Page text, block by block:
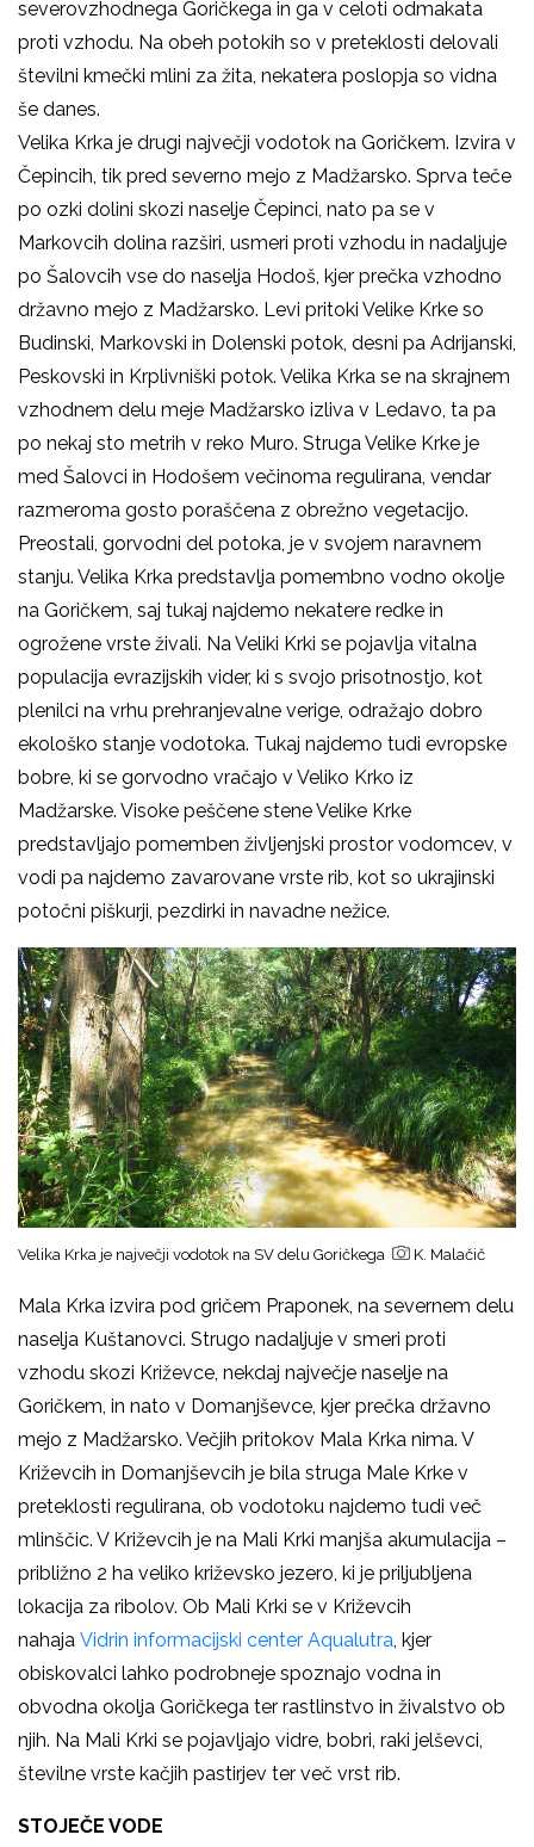
severovzhodnega Goričkega in ga v celoti odmakata
proti vzhodu. Na obeh potokih so v preteklosti delovali
številni kmečki mlini za žita, nekatera poslopja so vidna
še danes.
Velika Krka je drugi največji vodotok na Goričkem. Izvira v
Čepincih, tik pred severno mejo z Madžarsko. Sprva teče
po ozki dolini skozi naselje Čepinci, nato pa se v
Markovcih dolina razširi, usmeri proti vzhodu in nadaljuje
po Šalovcih vse do naselja Hodoš, kjer prečka vzhodno
državno mejo z Madžarsko. Levi pritoki Velike Krke so
Budinski, Markovski in Dolenski potok, desni pa Adrijanski,
Peskovski in Krplivniški potok. Velika Krka se na skrajnem
vzhodnem delu meje Madžarsko izliva v Ledavo, ta pa
po nekaj sto metrih v reko Muro. Struga Velike Krke je
med Šalovci in Hodošem večinoma regulirana, vendar
razmeroma gosto poraščena z obrežno vegetacijo.
Preostali, gorvodni del potoka, je v svojem naravnem
stanju. Velika Krka predstavlja pomembno vodno okolje
na Goričkem, saj tukaj najdemo nekatere redke in
ogrožene vrste živali. Na Veliki Krki se pojavlja vitalna
populacija evrazijskih vider, ki s svojo prisotnostjo, kot
plenilci na vrhu prehranjevalne verige, odražajo dobro
ekološko stanje vodotoka. Tukaj najdemo tudi evropske
bobre, ki se gorvodno vračajo v Veliko Krko iz
Madžarske. Visoke peščene stene Velike Krke
predstavljajo pomemben življenjski prostor vodomcev, v
vodi pa najdemo zavarovane vrste rib, kot so ukrajinski
potočni piškurji, pezdirki in navadne nežice.
Velika Krka je največji vodotok na SV delu Goričkega K. Malačič
Mala Krka izvira pod gričem Praponek, na severnem delu
naselja Kuštanovci. Strugo nadaljuje v smeri proti
vzhodu skozi Križevce, nekdaj največje naselje na
Goričkem, in nato v Domanjševce, kjer prečka državno
mejo z Madžarsko. Večjih pritokov Mala Krka nima. V
Križevcih in Domanjševcih je bila struga Male Krke v
preteklosti regulirana, ob vodotoku najdemo tudi več
mlinščic. V Križevcih je na Mali Krki manjša akumulacija –
približno 2 ha veliko križevsko jezero, ki je priljubljena
lokacija za ribolov. Ob Mali Krki se v Križevcih
nahaja Vidrin informacijski center Aqualutra, kjer
obiskovalci lahko podrobneje spoznajo vodna in
obvodna okolja Goričkega ter rastlinstvo in živalstvo ob
njih. Na Mali Krki se pojavljajo vidre, bobri, raki jelševci,
številne vrste kačjih pastirjev ter več vrst rib.
STOJEČE VODE